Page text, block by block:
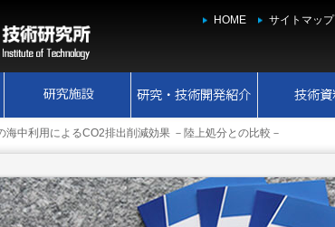
HOME サイトマップ
海中利用によるCO2排出削減効果 －陸上処分との比較－